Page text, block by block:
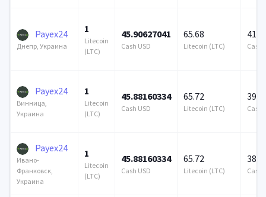
Payex24
Днепр, Украина
1
Litecoin
(LTC)
45.90627041
Cash USD
65.68
Litecoin (LTC)
417
Cash
Payex24
Винница,
Украина
1
Litecoin
(LTC)
45.88160334
Cash USD
65.72
Litecoin (LTC)
399
Cash
Payex24
Ивано-
Франковск,
Украина
1
Litecoin
(LTC)
45.88160334
Cash USD
65.72
Litecoin (LTC)
385
Cash